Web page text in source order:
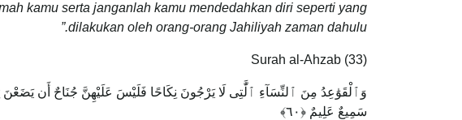
kamu serta janganlah kamu mendedahkan diri seperti yang
dilakukan oleh orang-orang Jahiliyah zaman dahulu.”
Surah al-Ahzab (33)
وَٱلْقَوَٰعِدُ مِنَ ٱلنِّسَآءِ ٱلَّٰتِى لَا يَرْجُونَ نِكَاحًا فَلَيْسَ عَلَيْهِنَّ جُنَاحٌ أَن يَضَعْنَ
سَمِيعٌ عَلِيمٌ ‎﴿٦٠﴾